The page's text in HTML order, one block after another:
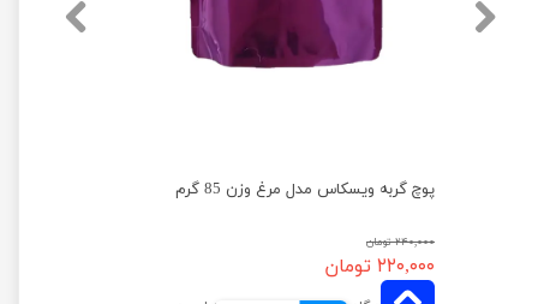
پوچ گربه ویسکاس مدل مرغ وزن 85 گرم
۲۴۰,۰۰۰ تومان
۲۲۰,۰۰۰ تومان